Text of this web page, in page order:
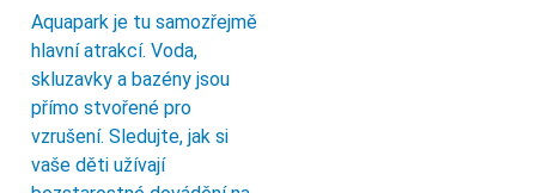
Aquapark je tu samozřejmě
hlavní atrakcí. Voda,
skluzavky a bazény jsou
přímo stvořené pro
vzrušení. Sledujte, jak si
vaše děti užívají